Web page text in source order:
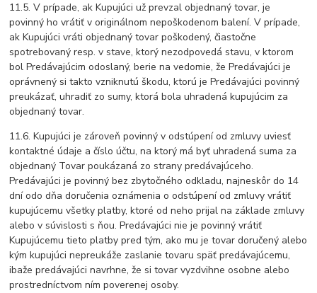
11.5. V prípade, ak Kupujúci už prevzal objednaný tovar, je
povinný ho vrátiť v originálnom nepoškodenom balení. V prípade,
ak Kupujúci vráti objednaný tovar poškodený, čiastočne
spotrebovaný resp. v stave, ktorý nezodpovedá stavu, v ktorom
bol Predávajúcim odoslaný, berie na vedomie, že Predávajúci je
oprávnený si takto vzniknutú škodu, ktorú je Predávajúci povinný
preukázať, uhradiť zo sumy, ktorá bola uhradená kupujúcim za
objednaný tovar.
11.6. Kupujúci je zároveň povinný v odstúpení od zmluvy uviesť
kontaktné údaje a číslo účtu, na ktorý má byť uhradená suma za
objednaný Tovar poukázaná zo strany predávajúceho.
Predávajúci je povinný bez zbytočného odkladu, najneskôr do 14
dní odo dňa doručenia oznámenia o odstúpení od zmluvy vrátiť
kupujúcemu všetky platby, ktoré od neho prijal na základe zmluvy
alebo v súvislosti s ňou. Predávajúci nie je povinný vrátiť
Kupujúcemu tieto platby pred tým, ako mu je tovar doručený alebo
kým kupujúci nepreukáže zaslanie tovaru späť predávajúcemu,
ibaže predávajúci navrhne, že si tovar vyzdvihne osobne alebo
prostredníctvom ním poverenej osoby.